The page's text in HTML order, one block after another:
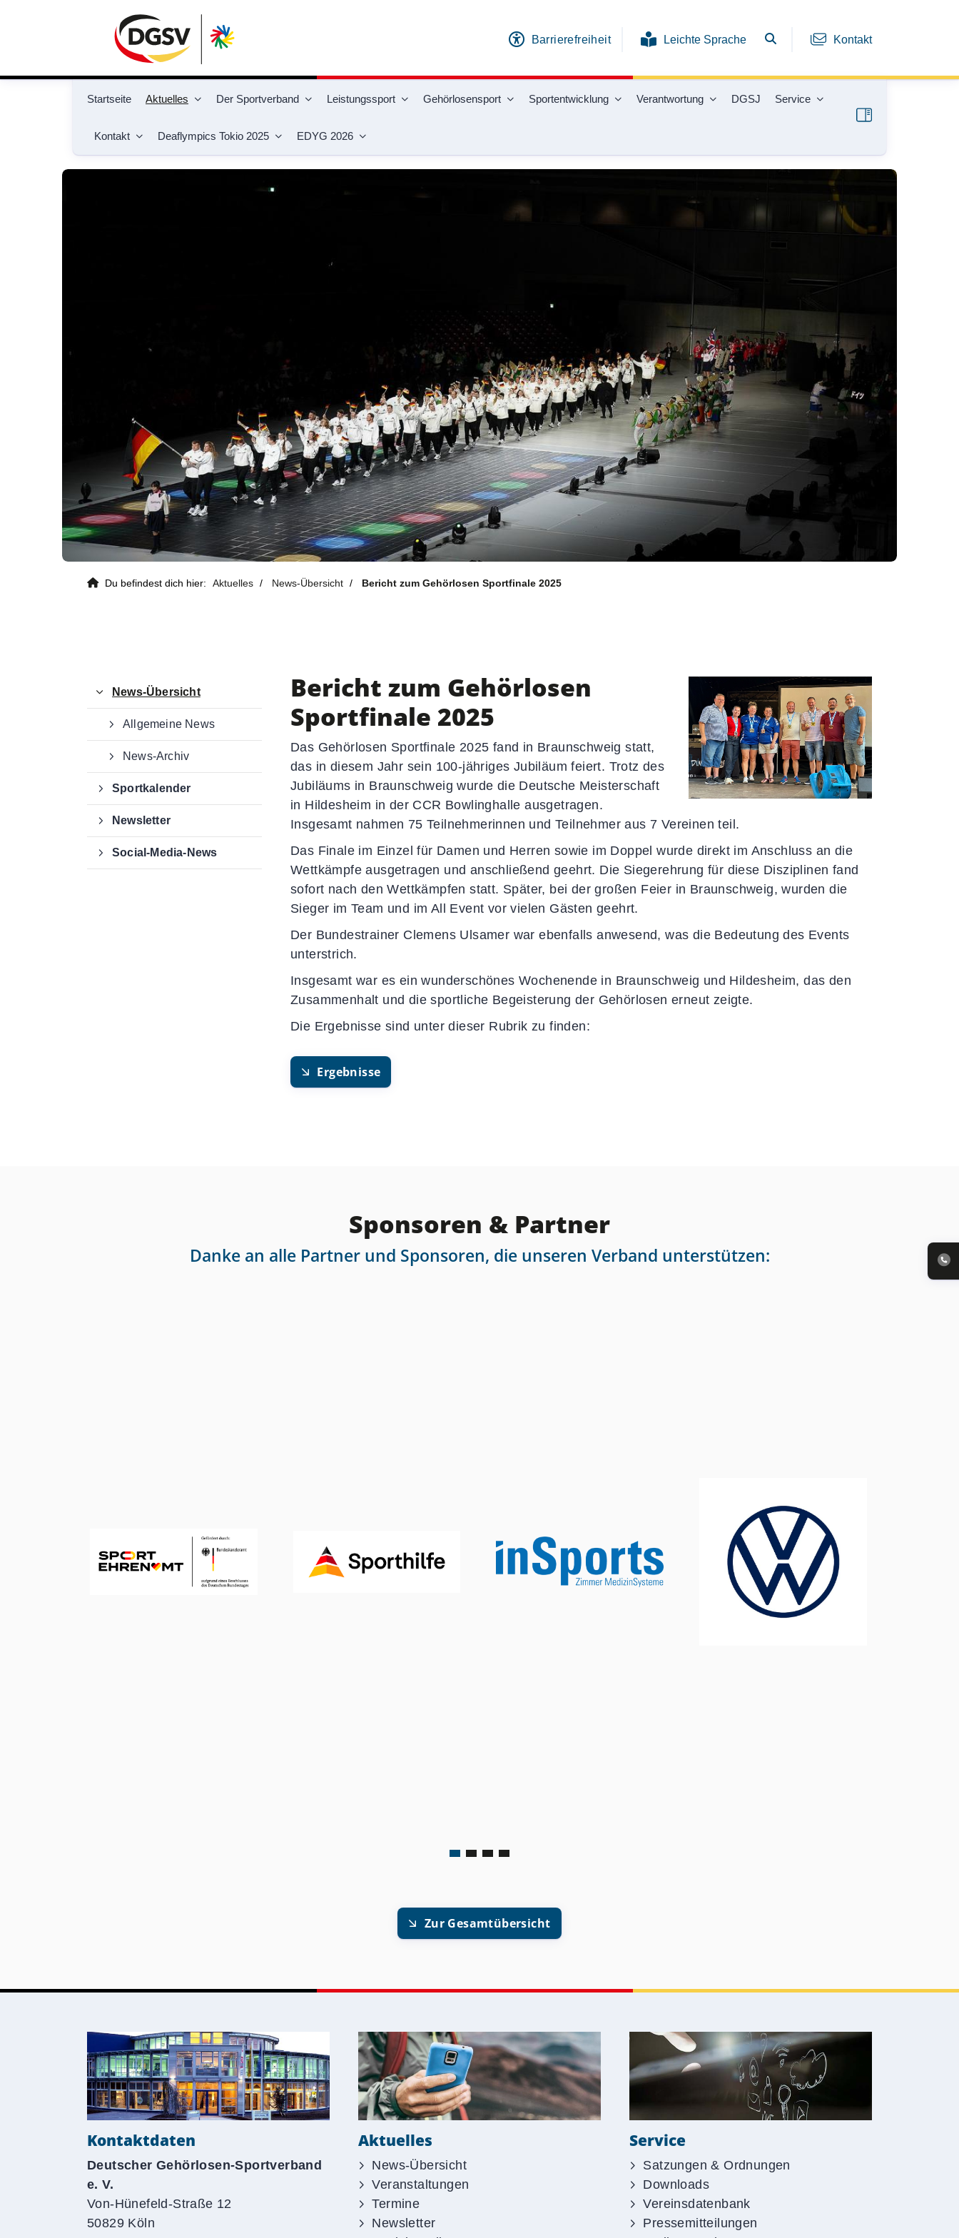
Barrierefreiheit Leichte Sprache Kontakt
Startseite Aktuelles Der Sportverband Leistungssport Gehörlosensport Sportentwicklung Verantwortung DGSJ Service
Kontakt Deaflympics Tokio 2025 EDYG 2026
Du befindest dich hier: Aktuelles News-Übersicht Bericht zum Gehörlosen Sportfinale 2025
Bericht zum Gehörlosen
Sportfinale 2025
Das Gehörlosen Sportfinale 2025 fand in Braunschweig statt,
das in diesem Jahr sein 100-jähriges Jubiläum feiert. Trotz des
Jubiläums in Braunschweig wurde die Deutsche Meisterschaft
in Hildesheim in der CCR Bowlinghalle ausgetragen.
Insgesamt nahmen 75 Teilnehmerinnen und Teilnehmer aus 7 Vereinen teil.
Das Finale im Einzel für Damen und Herren sowie im Doppel wurde direkt im Anschluss an die
Wettkämpfe ausgetragen und anschließend geehrt. Die Siegerehrung für diese Disziplinen fand
sofort nach den Wettkämpfen statt. Später, bei der großen Feier in Braunschweig, wurden die
Sieger im Team und im All Event vor vielen Gästen geehrt.
Der Bundestrainer Clemens Ulsamer war ebenfalls anwesend, was die Bedeutung des Events
unterstrich.
Insgesamt war es ein wunderschönes Wochenende in Braunschweig und Hildesheim, das den
Zusammenhalt und die sportliche Begeisterung der Gehörlosen erneut zeigte.
Die Ergebnisse sind unter dieser Rubrik zu finden:
Ergebnisse
News-Übersicht
Allgemeine News
News-Archiv
Sportkalender
Newsletter
Social-Media-News
Sponsoren & Partner
Danke an alle Partner und Sponsoren, die unseren Verband unterstützen:
Zur Gesamtübersicht
Kontaktdaten
Deutscher Gehörlosen-Sportverband
e. V.
Von-Hünefeld-Straße 12
50829 Köln
Aktuelles
News-Übersicht
Veranstaltungen
Termine
Newsletter
Service
Satzungen & Ordnungen
Downloads
Vereinsdatenbank
Pressemitteilungen
Kontaktdaten
Deutscher Gehörlosen-Sportverband
Von-Hünefeld-Straße 12
Aktuelles
News-Übersicht
Termine
Formulare